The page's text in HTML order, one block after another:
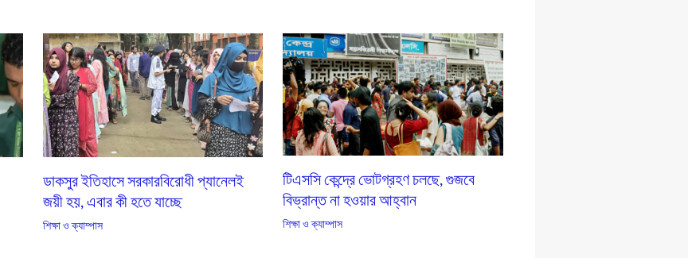
ডাকসুর ইতিহাসে সরকারবিরোধী প্যানেলই
জয়ী হয়, এবার কী হতে যাচ্ছে
শিক্ষা ও ক্যাম্পাস
টিএসসি কেন্দ্রে ভোটগ্রহণ চলছে, গুজবে
বিভ্রান্ত না হওয়ার আহ্বান
শিক্ষা ও ক্যাম্পাস